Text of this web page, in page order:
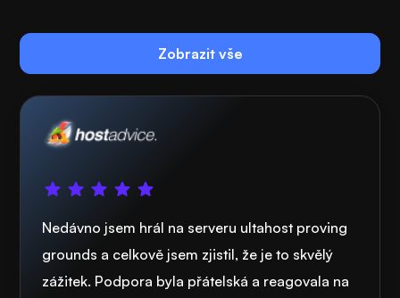
Zobrazit vše
Nedávno jsem hrál na serveru ultahost proving
grounds a celkově jsem zjistil, že je to skvělý
zážitek. Podpora byla přátelská a reagovala na